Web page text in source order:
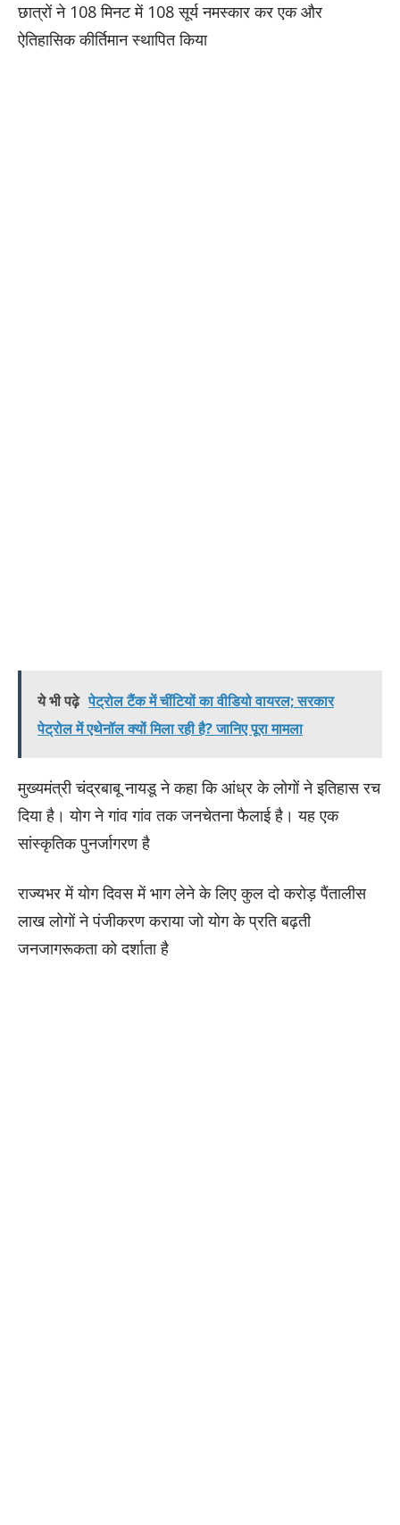
छात्रों ने 108 मिनट में 108 सूर्य नमस्कार कर एक और
ऐतिहासिक कीर्तिमान स्थापित किया
ये भी पढ़े पेट्रोल टैंक में चींटियों का वीडियो वायरल; सरकार
पेट्रोल में एथेनॉल क्यों मिला रही है? जानिए पूरा मामला
मुख्यमंत्री चंद्रबाबू नायडू ने कहा कि आंध्र के लोगों ने इतिहास रच
दिया है। योग ने गांव गांव तक जनचेतना फैलाई है। यह एक
सांस्कृतिक पुनर्जागरण है
राज्यभर में योग दिवस में भाग लेने के लिए कुल दो करोड़ पैंतालीस
लाख लोगों ने पंजीकरण कराया जो योग के प्रति बढ़ती
जनजागरूकता को दर्शाता है